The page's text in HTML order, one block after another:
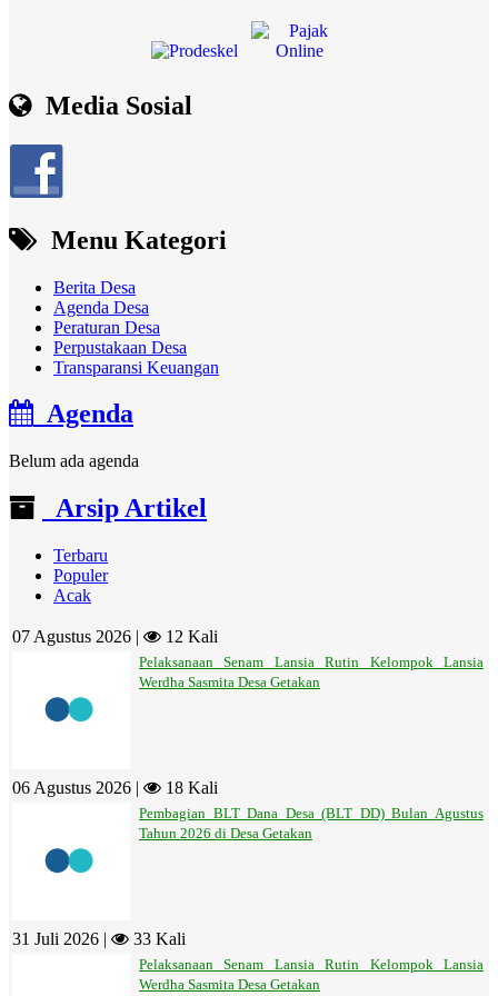
Media Sosial
Menu Kategori
Berita Desa
Agenda Desa
Peraturan Desa
Perpustakaan Desa
Transparansi Keuangan
Agenda
Belum ada agenda
Arsip Artikel
Terbaru
Populer
Acak
07 Agustus 2026 | 12 Kali
Pelaksanaan Senam Lansia Rutin Kelompok Lansia
Werdha Sasmita Desa Getakan
06 Agustus 2026 | 18 Kali
Pembagian BLT Dana Desa (BLT DD) Bulan Agustus
Tahun 2026 di Desa Getakan
31 Juli 2026 | 33 Kali
Pelaksanaan Senam Lansia Rutin Kelompok Lansia
Werdha Sasmita Desa Getakan